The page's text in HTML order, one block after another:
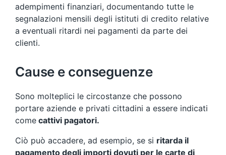
adempimenti finanziari, documentando tutte le
segnalazioni mensili degli istituti di credito relative
a eventuali ritardi nei pagamenti da parte dei
clienti.
Cause e conseguenze
Sono molteplici le circostanze che possono
portare aziende e privati cittadini a essere indicati
come cattivi pagatori.
Ciò può accadere, ad esempio, se si ritarda il
pagamento degli importi dovuti per le carte di